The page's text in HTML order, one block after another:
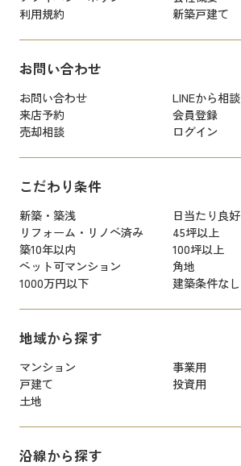
利用規約
新築戸建て
お問い合わせ
お問い合わせ
LINEから相談
来店予約
会員登録
売却相談
ログイン
こだわり条件
新築・築浅
日当たり良好
リフォーム・リノベ済み
45坪以上
築10年以内
100坪以上
ペット可マンション
角地
1000万円以下
建築条件なし
地域から探す
マンション
事業用
戸建て
投資用
土地
沿線から探す